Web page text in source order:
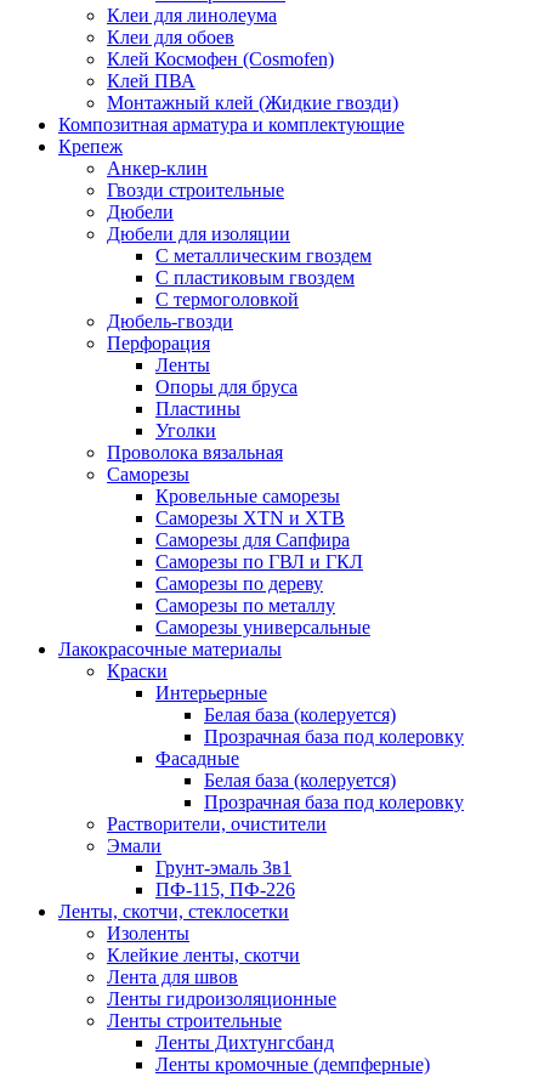
Клеи для линолеума
Клеи для обоев
Клей Космофен (Cosmofen)
Клей ПВА
Монтажный клей (Жидкие гвозди)
Композитная арматура и комплектующие
Крепеж
Анкер-клин
Гвозди строительные
Дюбели
Дюбели для изоляции
С металлическим гвоздем
С пластиковым гвоздем
С термоголовкой
Дюбель-гвозди
Перфорация
Ленты
Опоры для бруса
Пластины
Уголки
Проволока вязальная
Саморезы
Кровельные саморезы
Саморезы XTN и ХTB
Саморезы для Сапфира
Саморезы по ГВЛ и ГКЛ
Саморезы по дереву
Саморезы по металлу
Саморезы универсальные
Лакокрасочные материалы
Краски
Интерьерные
Белая база (колеруется)
Прозрачная база под колеровку
Фасадные
Белая база (колеруется)
Прозрачная база под колеровку
Растворители, очистители
Эмали
Грунт-эмаль 3в1
ПФ-115, ПФ-226
Ленты, скотчи, стеклосетки
Изоленты
Клейкие ленты, скотчи
Лента для швов
Ленты гидроизоляционные
Ленты строительные
Ленты Дихтунгсбанд
Ленты кромочные (демпферные)